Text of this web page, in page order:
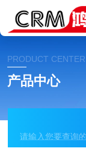
PRODUCT CENTER
产品中心